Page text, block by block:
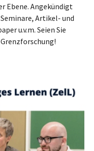
Ebene. Angekündigt
Artikel- und
u.v.m. Seien Sie